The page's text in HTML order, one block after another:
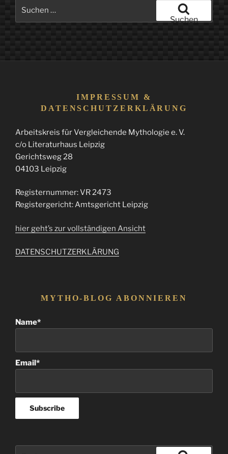
Suchen
IMPRESSUM &
DATENSCHUTZERKLÄRUNG
Arbeitskreis für Vergleichende Mythologie e. V.
c/o Literaturhaus Leipzig
Gerichtsweg 28
04103 Leipzig
Registernummer: VR 2473
Registergericht: Amtsgericht Leipzig
hier geht’s zur vollständigen Ansicht
DATENSCHUTZERKLÄRUNG
MYTHO-BLOG ABONNIEREN
Name*
Email*